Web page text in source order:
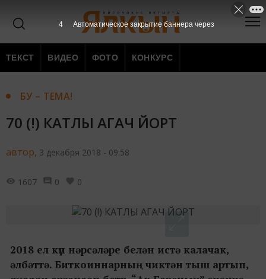
ТЕКСТ ВИДЕО ФОТО КОНКУРС
БУ – ТЕМА!
70 (!) КАТЛЫ АГАЧ ЙОРТ
автор, 3 декабря 2018 - 09:58
1607 0 0
2018 ел күп нәрсәләре белән истә калачак,
әлбәттә. Биткоиннарның чиктән тыш артып,
3 Автоматическое закрытие баннера через